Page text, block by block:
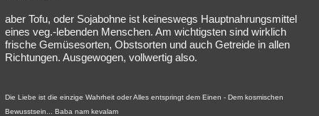
aber Tofu, oder Sojabohne ist keineswegs Hauptnahrungsmittel
eines veg.-lebenden Menschen. Am wichtigsten sind wirklich
frische Gemüsesorten, Obstsorten und auch Getreide in allen
Richtungen. Ausgewogen, vollwertig also.
Die Liebe ist die einzige Wahrheit oder Alles entspringt dem Einen - Dem kosmischen
Bewusstsein... Baba nam kevalam